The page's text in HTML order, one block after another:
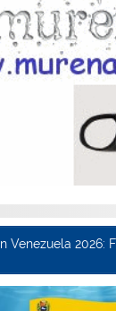
Venezuela 2026: